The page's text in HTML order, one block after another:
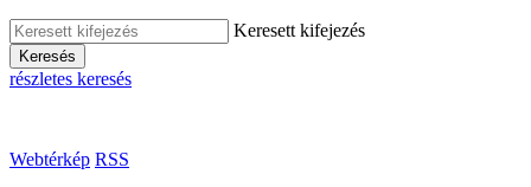
Keresett kifejezés
Keresés
részletes keresés
Webtérkép RSS